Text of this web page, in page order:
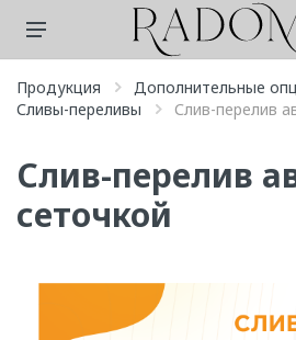
Продукция
Дополнительные
Сливы-переливы
Слив-перелив
Слив-перелив
сеточкой